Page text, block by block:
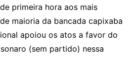
y
Li
n
primeira hora aos mais
maioria da bancada capixaba
apoiou os atos a favor do
(sem partido) nessa